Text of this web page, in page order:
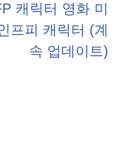
캐릭터 영화 미
프피 캐릭터 (계
속 업데이트)